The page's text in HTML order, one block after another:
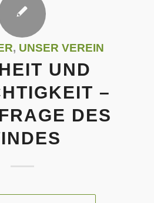
, UNSER VEREIN
UND
–
DES